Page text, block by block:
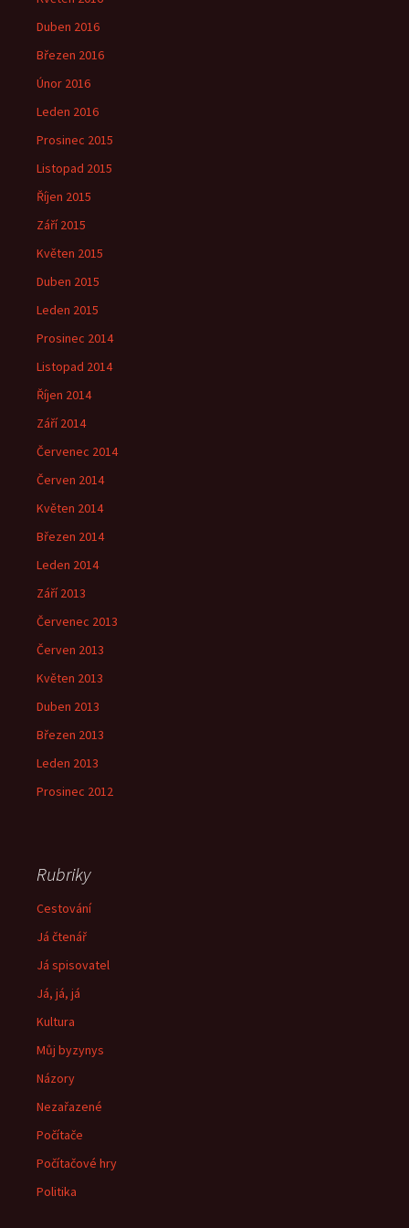
Duben 2016
Březen 2016
Únor 2016
Leden 2016
Prosinec 2015
Listopad 2015
Říjen 2015
Září 2015
Květen 2015
Duben 2015
Leden 2015
Prosinec 2014
Listopad 2014
Říjen 2014
Září 2014
Červenec 2014
Červen 2014
Květen 2014
Březen 2014
Leden 2014
Září 2013
Červenec 2013
Červen 2013
Květen 2013
Duben 2013
Březen 2013
Leden 2013
Prosinec 2012
Rubriky
Cestování
Já čtenář
Já spisovatel
Já, já, já
Kultura
Můj byzynys
Názory
Nezařazené
Počítače
Počítačové hry
Politika